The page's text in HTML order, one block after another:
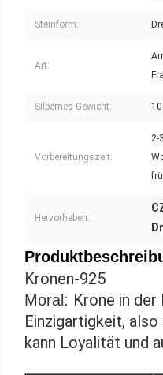
Steinform:
Art:
Silbernes Gewicht:
Vorbereitungszeit:
2-
Hervorheben:
Kronen-925
Moral: Krone in
Einzigartigkeit,
kann Loyalität und